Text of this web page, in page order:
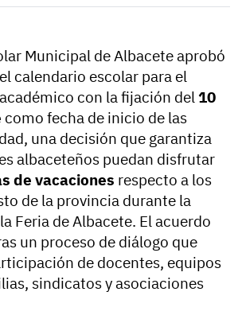
Municipal de Albacete aprobó
calendario escolar para el
con la fijación del 10
como fecha de inicio de las
una decisión que garantiza
albaceteños puedan disfrutar
de vacaciones respecto a los
de la provincia durante la
Feria de Albacete. El acuerdo
un proceso de diálogo que
de docentes, equipos
sindicatos y asociaciones